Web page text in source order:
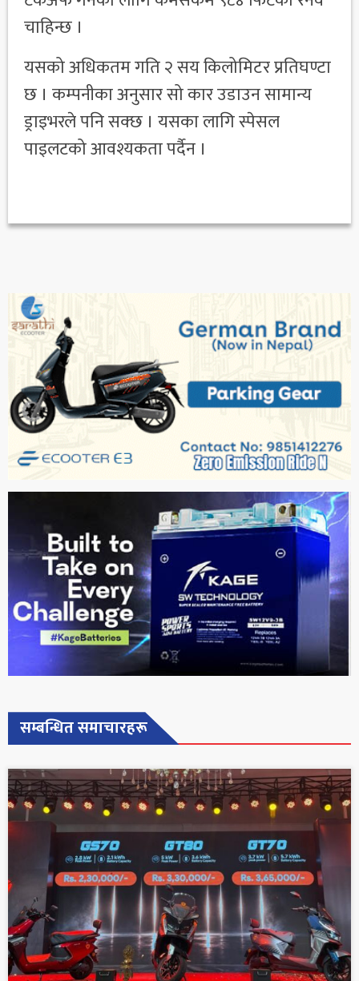
चाहिन्छ ।
यसको अधिकतम गति २ सय किलोमिटर प्रतिघण्टा
छ । कम्पनीका अनुसार सो कार उडाउन सामान्य
ड्राइभरले पनि सक्छ । यसका लागि स्पेसल
पाइलटको आवश्यकता पर्दैन ।
सम्बन्धित समाचारहरू